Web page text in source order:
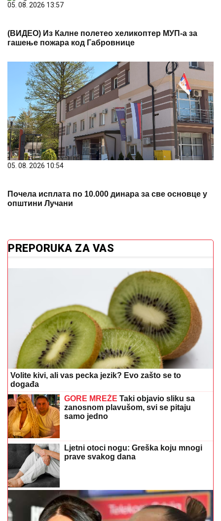
05. 08. 2026 13:57
(ВИДЕО) Из Калне полетео хеликоптер МУП-а за
гашење пожара код Габровнице
05. 08. 2026 10:54
Почела исплата по 10.000 динара за све основце у
општини Лучани
PREPORUKA ZA VAS
Volite kivi, ali vas pecka jezik? Evo zašto se to
događa
GORE MREŽE Taki objavio sliku sa
zanosnom plavušom, svi se pitaju
samo jedno
Ljetni otoci nogu: Greška koju mnogi
prave svakog dana